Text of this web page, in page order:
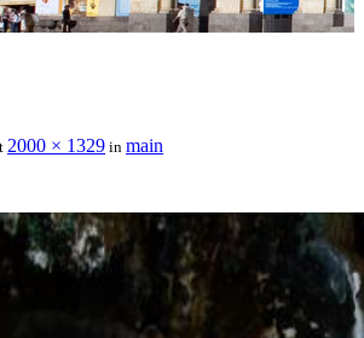
2000 × 1329 in main